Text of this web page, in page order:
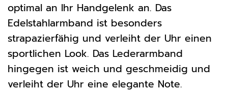
optimal an Ihr Handgelenk an. Das
Edelstahlarmband ist besonders
strapazierfähig und verleiht der Uhr einen
sportlichen Look. Das Lederarmband
hingegen ist weich und geschmeidig und
verleiht der Uhr eine elegante Note.